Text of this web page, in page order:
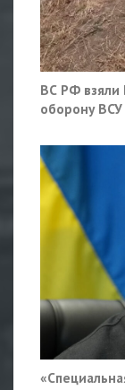
ВС РФ взяли
оборону ВСУ